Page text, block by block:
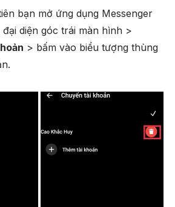
bạn mở ứng dụng Messenger
diện góc trái màn hình >
> bấm vào biểu tượng thùng